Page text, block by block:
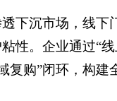
下沉市场，线下
性。企业通过“
复购”闭环，构建